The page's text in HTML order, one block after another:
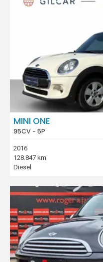
MINI ONE
95CV - 5P
2016
128.847 km
Diesel